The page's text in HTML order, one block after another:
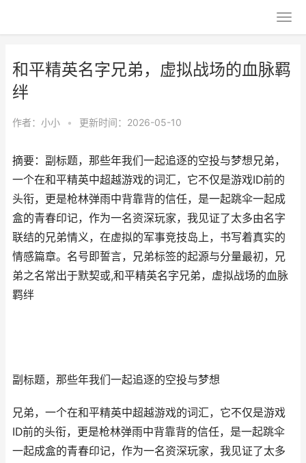
和平精英名字兄弟，虚拟战场的血脉羁
绊
作者： 小小 • 更新时间：2026-05-10
摘要：副标题，那些年我们一起追逐的空投与梦想兄弟，
一个在和平精英中超越游戏的词汇，它不仅是游戏ID前的
头衔，更是枪林弹雨中背靠背的信任，是一起跳伞一起成
盒的青春印记，作为一名资深玩家，我见证了太多由名字
联结的兄弟情义，在虚拟的军事竞技岛上，书写着真实的
情感篇章。名号即誓言，兄弟标签的起源与分量最初，兄
弟之名常出于默契或,和平精英名字兄弟，虚拟战场的血脉
羁绊
副标题，那些年我们一起追逐的空投与梦想
兄弟，一个在和平精英中超越游戏的词汇，它不仅是游戏
ID前的头衔，更是枪林弹雨中背靠背的信任，是一起跳伞
一起成盒的青春印记，作为一名资深玩家，我见证了太多